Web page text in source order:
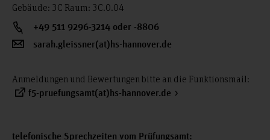
Gebäude: 3C Raum: 3C.0.04
+49 511 9296-3214 oder -8806
sarah.gleissner(at)hs-hannover.de
Anmeldungen und Bewertungen bitte an die Funktionsmail:
f5-pruefungsamt(at)hs-hannover.de
telefonische Sprechzeiten vom Prüfungsamt: